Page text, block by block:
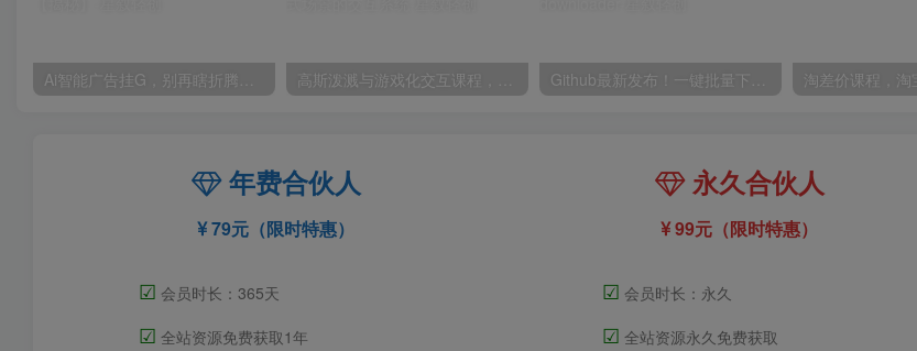
Ai智能广告挂G，别再瞎折腾了！这个全自动挂G项目，新手当天见钱，告别频繁换项目的烦恼【揭秘】 高斯泼溅与游戏化交互课程，将高斯泼溅技术与传统的节点式逻辑深度结合，打造一套“游戏化”的沉浸式场景的交互系统 Github最新发布！一键批量下载豆包AI无水印图片/视频，简单易用，自动解析提示词，doubao-downloader
年费合伙人
79元（限时特惠）
☑ 会员时长：365天
☑ 全站资源免费获取1年
永久合伙人
99元（限时特惠）
☑ 会员时长：永久
☑ 全站资源永久免费获取